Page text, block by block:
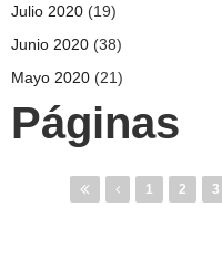
Julio 2020 (19)
Junio 2020 (38)
Mayo 2020 (21)
Páginas
1 2 3